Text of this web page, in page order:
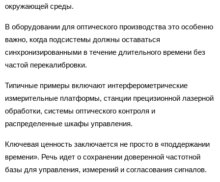
окружающей среды.
В оборудовании для оптического производства это особенно
важно, когда подсистемы должны оставаться
синхронизированными в течение длительного времени без
частой перекалибровки.
Типичные примеры включают интерферометрические
измерительные платформы, станции прецизионной лазерной
обработки, системы оптического контроля и
распределенные шкафы управления.
Ключевая ценность заключается не просто в «поддержании
времени». Речь идет о сохранении доверенной частотной
базы для управления, измерений и согласования сигналов.